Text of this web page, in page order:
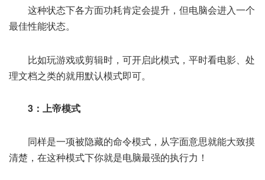
这种状态下各方面功耗肯定会提升，但电脑会进入一个
最佳性能状态。
比如玩游戏或剪辑时，可开启此模式，平时看电影、处
理文档之类的就用默认模式即可。
3：上帝模式
同样是一项被隐藏的命令模式，从字面意思就能大致摸
清楚，在这种模式下你就是电脑最强的执行力！